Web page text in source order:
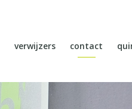
verwijzers contact